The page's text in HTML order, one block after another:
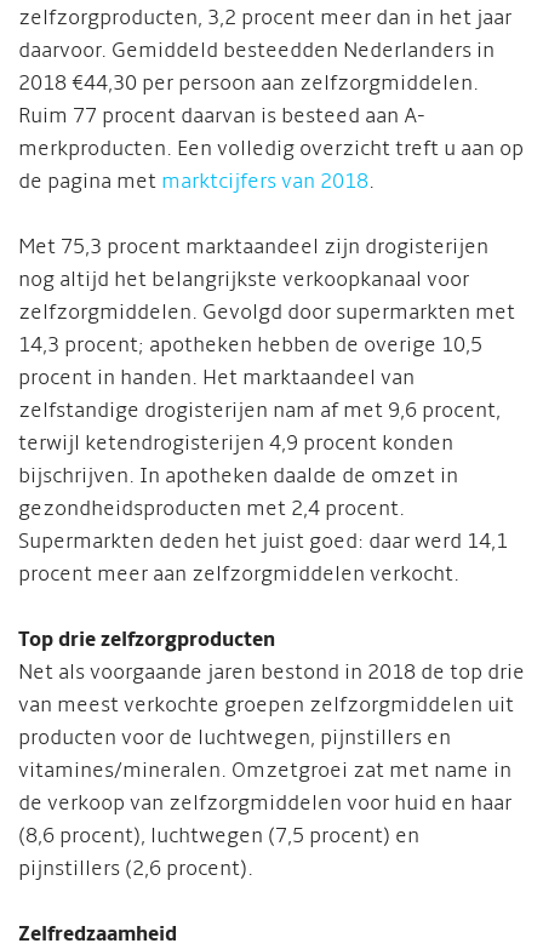
zelfzorgproducten, 3,2 procent meer dan in het jaar
daarvoor. Gemiddeld besteedden Nederlanders in
2018 €44,30 per persoon aan zelfzorgmiddelen.
Ruim 77 procent daarvan is besteed aan A-
merkproducten. Een volledig overzicht treft u aan op
de pagina met marktcijfers van 2018.
Met 75,3 procent marktaandeel zijn drogisterijen
nog altijd het belangrijkste verkoopkanaal voor
zelfzorgmiddelen. Gevolgd door supermarkten met
14,3 procent; apotheken hebben de overige 10,5
procent in handen. Het marktaandeel van
zelfstandige drogisterijen nam af met 9,6 procent,
terwijl ketendrogisterijen 4,9 procent konden
bijschrijven. In apotheken daalde de omzet in
gezondheidsproducten met 2,4 procent.
Supermarkten deden het juist goed: daar werd 14,1
procent meer aan zelfzorgmiddelen verkocht.
Top drie zelfzorgproducten
Net als voorgaande jaren bestond in 2018 de top drie
van meest verkochte groepen zelfzorgmiddelen uit
producten voor de luchtwegen, pijnstillers en
vitamines/mineralen. Omzetgroei zat met name in
de verkoop van zelfzorgmiddelen voor huid en haar
(8,6 procent), luchtwegen (7,5 procent) en
pijnstillers (2,6 procent).
Zelfredzaamheid